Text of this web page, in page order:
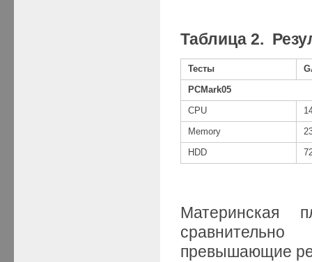
Таблица 2.
Тесты
PCMark05
CPU
Memory
HDD
Материнская
сравнительно
превышающие